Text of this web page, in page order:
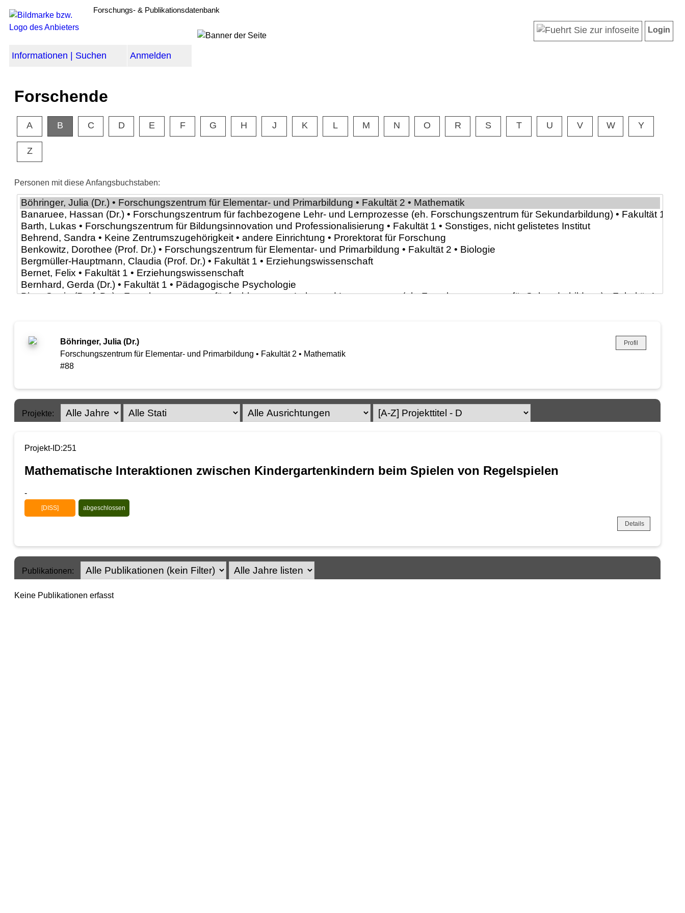
Forschungs- & Publikationsdatenbank
Informationen | Suchen Anmelden
Login
Forschende
A B C D E F G H J K L M N O R S T U V W Y
Z
Personen mit diese Anfangsbuchstaben:
Böhringer, Julia (Dr.)
Forschungszentrum für Elementar- und Primarbildung • Fakultät 2 • Mathematik
#88
Profil
Projekte:
Projekt-ID:251
Mathematische Interaktionen zwischen Kindergartenkindern beim Spielen von Regelspielen
-
[DISS] abgeschlossen
Details
Publikationen:
Keine Publikationen erfasst